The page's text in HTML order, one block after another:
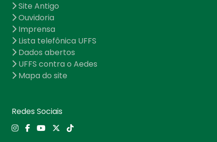
Site Antigo
Ouvidoria
Imprensa
Lista telefônica UFFS
Dados abertos
UFFS contra o Aedes
Mapa do site
Redes Sociais